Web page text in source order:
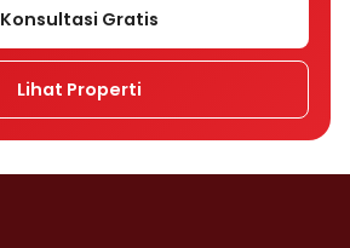
Konsultasi Gratis
Lihat Properti